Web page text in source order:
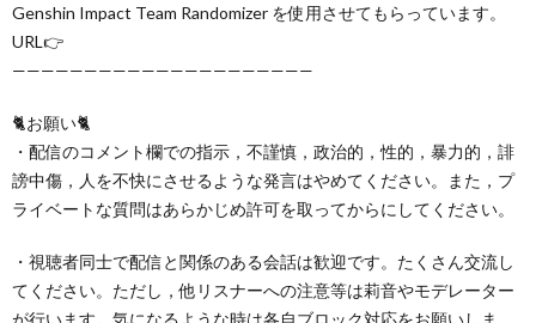
Genshin Impact Team Randomizer を使用させてもらっています。
URL👉
—————————————————————
🐈お願い🐈
・配信のコメント欄での指示，不謹慎，政治的，性的，暴力的，誹
謗中傷，人を不快にさせるような発言はやめてください。また，プ
ライベートな質問はあらかじめ許可を取ってからにしてください。
・視聴者同士で配信と関係のある会話は歓迎です。たくさん交流し
てください。ただし，他リスナーへの注意等は莉音やモデレーター
が行います。気になるような時は各自ブロック対応をお願いしま